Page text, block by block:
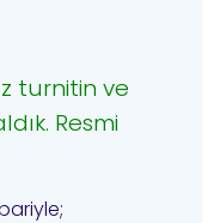
turnitin ve
Resmi